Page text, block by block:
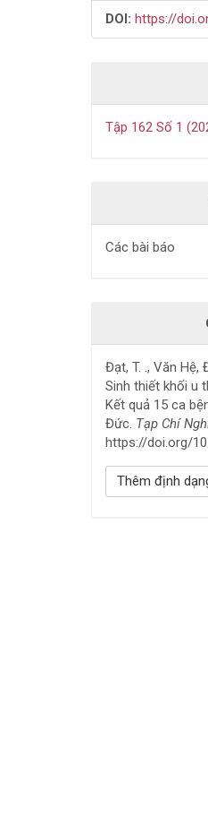
DOI: https://
Tập 162 Số 1
Các bài báo
Đạt, T. ., Văn Hệ,
Sinh thiết khối u
Kết quả 15 ca
Đức. Tạp Chí
https://doi.org/
Thêm định